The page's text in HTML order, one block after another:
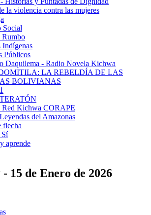
la violencia contra las mujeres
Social
Indígenas
Públicos
Daquilema - Radio Novela Kichwa
LA REBELDÍA DE LAS
BOLIVIANAS
Red Kichwa CORAPE
del Amazonas
flecha
Sí
aprende
15 de Enero de 2026